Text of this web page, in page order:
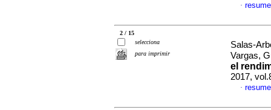
·
2 / 15
selecciona
para imprimir
Salas-
Vargas,
el
2017,
·